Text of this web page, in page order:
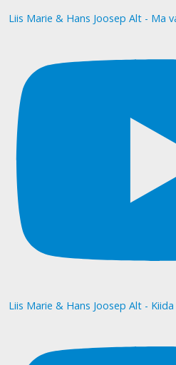
Liis Marie & Hans Joosep Alt - Ma
Liis Marie & Hans Joosep Alt -